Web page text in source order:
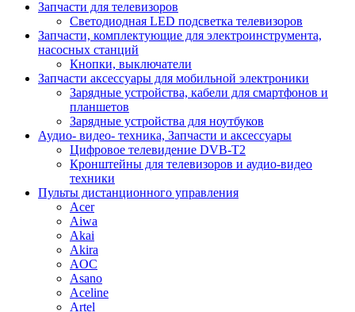
Запчасти для телевизоров
Светодиодная LED подсветка телевизоров
Запчасти, комплектующие для электроинструмента,
насосных станций
Кнопки, выключатели
Запчасти аксессуары для мобильной электроники
Зарядные устройства, кабели для смартфонов и
планшетов
Зарядные устройства для ноутбуков
Аудио- видео- техника, Запчасти и аксессуары
Цифровое телевидение DVB-T2
Кронштейны для телевизоров и аудио-видео
техники
Пульты дистанционного управления
Acer
Aiwa
Akai
Akira
AOC
Asano
Aceline
Artel